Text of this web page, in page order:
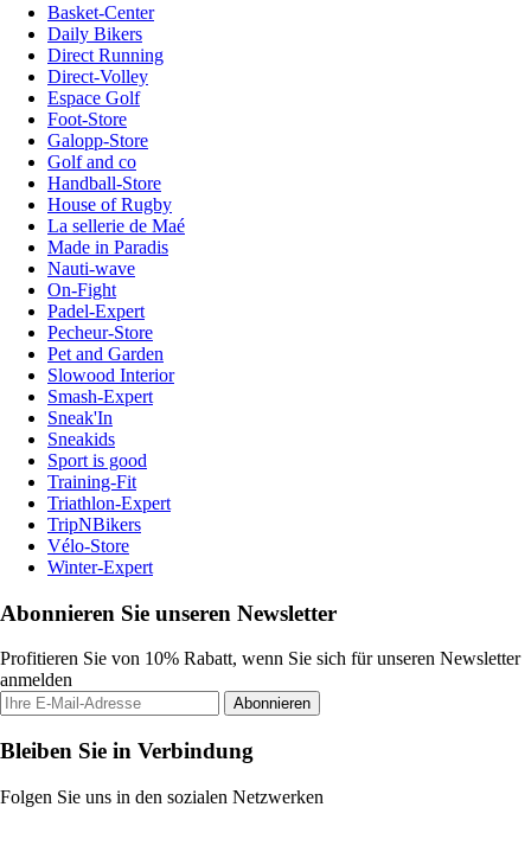
Basket-Center
Daily Bikers
Direct Running
Direct-Volley
Espace Golf
Foot-Store
Galopp-Store
Golf and co
Handball-Store
House of Rugby
La sellerie de Maé
Made in Paradis
Nauti-wave
On-Fight
Padel-Expert
Pecheur-Store
Pet and Garden
Slowood Interior
Smash-Expert
Sneak'In
Sneakids
Sport is good
Training-Fit
Triathlon-Expert
TripNBikers
Vélo-Store
Winter-Expert
Abonnieren Sie unseren Newsletter
Profitieren Sie von 10% Rabatt, wenn Sie sich für unseren Newsletter
anmelden
Abonnieren
Bleiben Sie in Verbindung
Folgen Sie uns in den sozialen Netzwerken